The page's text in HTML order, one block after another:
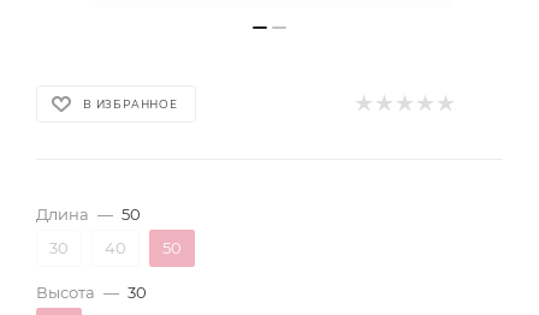
В ИЗБРАННОЕ
Длина — 50
30
40 50
Высота — 30